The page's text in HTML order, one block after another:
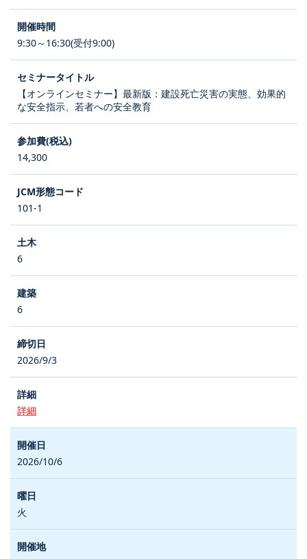
9:30～16:30(受付9:00)
【オンラインセミナー】最新版：建設死亡災害の実態、効果的
な安全指示、若者への安全教育
14,300
101-1
6
6
2026/9/3
詳細
2026/10/6
火